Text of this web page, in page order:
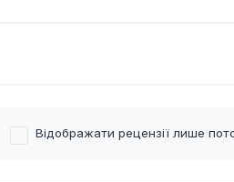
Відображати рецензії лише